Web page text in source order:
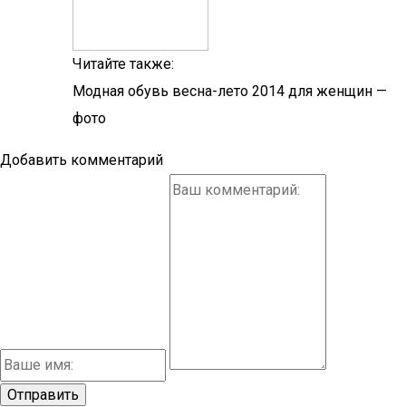
Читайте также:
Модная обувь весна-лето 2014 для женщин —
фото
Добавить комментарий